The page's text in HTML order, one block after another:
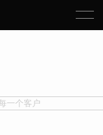
一个客户